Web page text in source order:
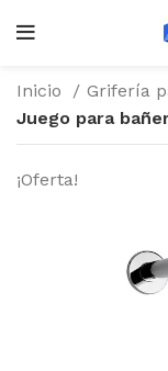
Inicio
Grifería
Juego para
¡Oferta!